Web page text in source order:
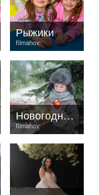
filmahov
Рыжики
filmahov
Новогодний сюжет